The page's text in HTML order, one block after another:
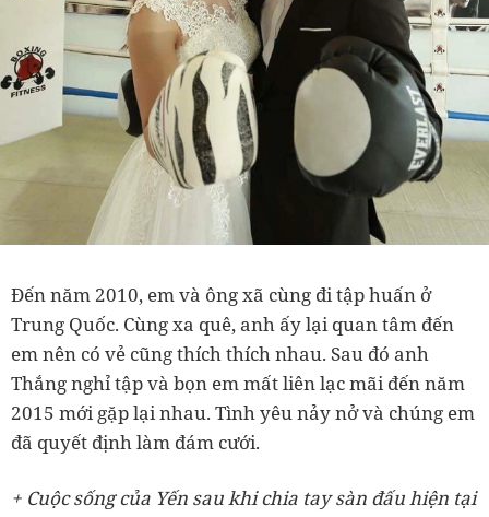
Đến năm 2010, em và ông xã cùng đi tập huấn ở
Trung Quốc. Cùng xa quê, anh ấy lại quan tâm đến
em nên có vẻ cũng thích thích nhau. Sau đó anh
Thắng nghỉ tập và bọn em mất liên lạc mãi đến năm
2015 mới gặp lại nhau. Tình yêu nảy nở và chúng em
đã quyết định làm đám cưới.
+ Cuộc sống của Yến sau khi chia tay sàn đấu hiện tại